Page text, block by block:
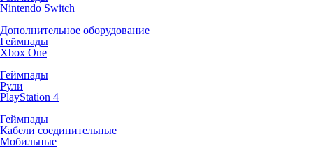
Nintendo Switch
Дополнительное оборудование
Геймпады
Xbox One
Геймпады
Рули
PlayStation 4
Геймпады
Кабели соединительные
Мобильные